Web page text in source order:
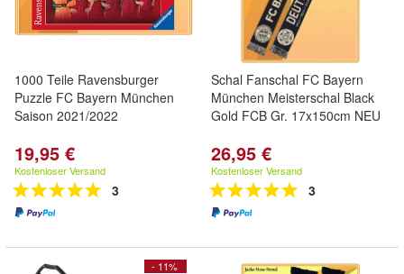
1000 Teile Ravensburger
Puzzle FC Bayern München
Saison 2021/2022
19,95 €
Kostenloser Versand
3
Schal Fanschal FC Bayern
München Meisterschal Black
Gold FCB Gr. 17x150cm NEU
26,95 €
Kostenloser Versand
3
- 11%